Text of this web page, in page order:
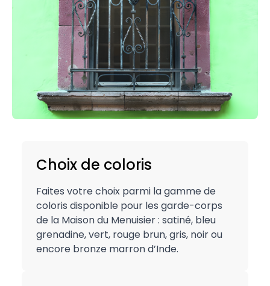
Choix de coloris
Faites votre choix parmi la gamme de
coloris disponible pour les garde-corps
de la Maison du Menuisier : satiné, bleu
grenadine, vert, rouge brun, gris, noir ou
encore bronze marron d’Inde.